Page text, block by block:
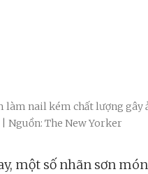
làm nail kém chất lượng gây
Nguồn: The New Yorker
một số nhãn sơn